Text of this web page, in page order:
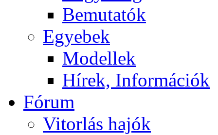
Bemutatók
Egyebek
Modellek
Hírek, Információk
Fórum
Vitorlás hajók